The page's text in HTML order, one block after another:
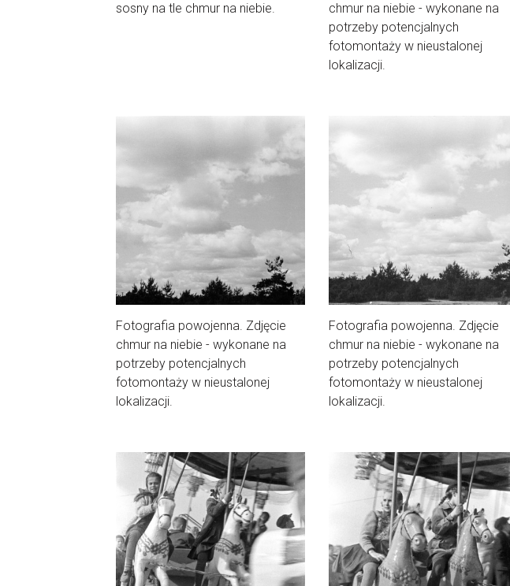
sosny na tle chmur na niebie.
chmur na niebie - wykonane na
potrzeby potencjalnych
fotomontaży w nieustalonej
lokalizacji.
Fotografia powojenna. Zdjęcie
chmur na niebie - wykonane na
potrzeby potencjalnych
fotomontaży w nieustalonej
lokalizacji.
Fotografia powojenna. Zdjęcie
chmur na niebie - wykonane na
potrzeby potencjalnych
fotomontaży w nieustalonej
lokalizacji.